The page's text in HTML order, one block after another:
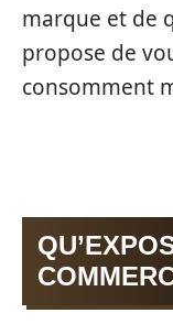
marque et de
propose de
consomment